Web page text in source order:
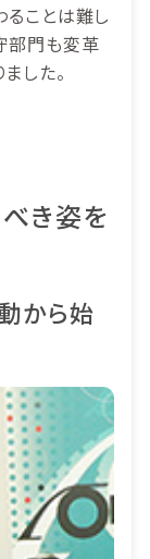
ことは難し
部門も変革
した。
き姿を
から始